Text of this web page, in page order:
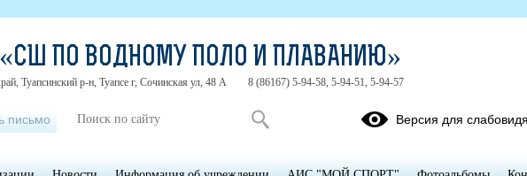
ПО ВОДНОМУ ПОЛО И ПЛАВАНИЮ»
Туапсинский р-н, Туапсе г, Сочинская ул, 48 А 8 (86167) 5-94-58, 5-94-51, 5-94-57
письмо Версия для